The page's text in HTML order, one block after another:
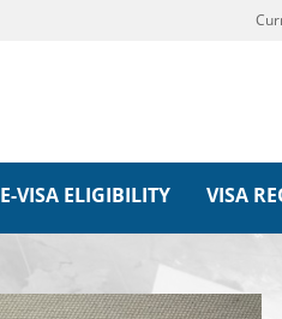
E-VISA ELIGIBILITY VISA